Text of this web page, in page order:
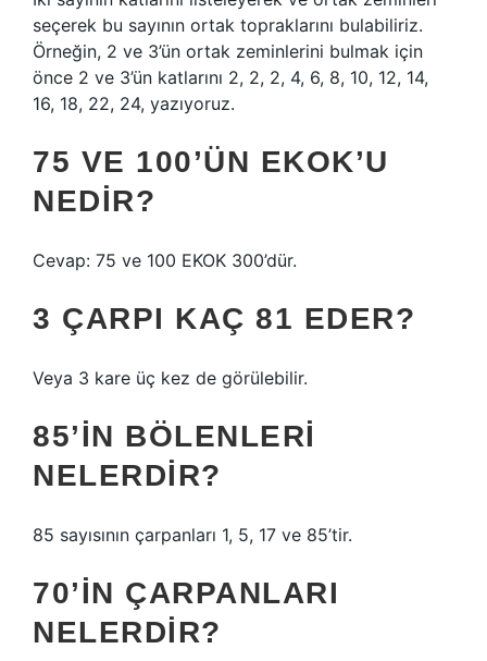
seçerek bu sayının ortak topraklarını bulabiliriz.
Örneğin, 2 ve 3’ün ortak zeminlerini bulmak için
önce 2 ve 3’ün katlarını 2, 2, 2, 4, 6, 8, 10, 12, 14,
16, 18, 22, 24, yazıyoruz.
75 VE 100’ÜN EKOK’U
NEDIR?
Cevap: 75 ve 100 EKOK 300’dür.
3 ÇARPI KAÇ 81 EDER?
Veya 3 kare üç kez de görülebilir.
85’IN BÖLENLERI
NELERDIR?
85 sayısının çarpanları 1, 5, 17 ve 85’tir.
70’IN ÇARPANLARI
NELERDIR?